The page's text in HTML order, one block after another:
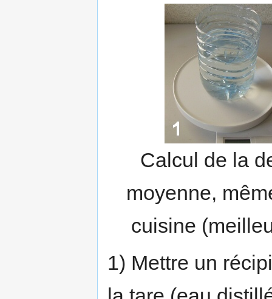
Calcul de la
moyenne,
cuisine
1) Mettre un